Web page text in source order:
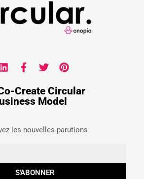
Create Circular
Model
les nouvelles parutions
S'ABONNER